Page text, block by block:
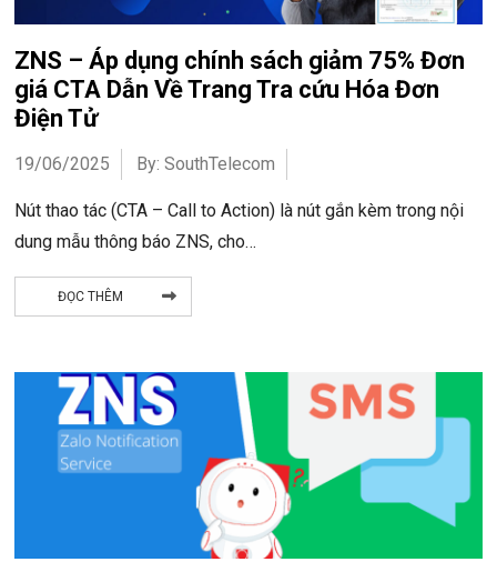
ZNS – Áp dụng chính sách giảm 75% Đơn
giá CTA Dẫn Về Trang Tra cứu Hóa Đơn
Điện Tử
19/06/2025 By: SouthTelecom
Nút thao tác (CTA – Call to Action) là nút gắn kèm trong nội
dung mẫu thông báo ZNS, cho…
ĐỌC THÊM